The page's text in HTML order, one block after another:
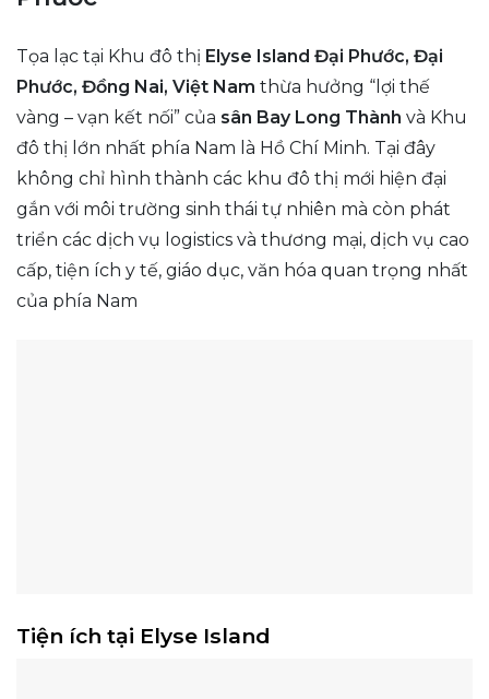
Tọa lạc tại Khu đô thị Elyse Island Đại Phước, Đại
Phước, Đồng Nai, Việt Nam thừa hưởng “lợi thế
vàng – vạn kết nối” của sân Bay Long Thành và Khu
đô thị lớn nhất phía Nam là Hồ Chí Minh. Tại đây
không chỉ hình thành các khu đô thị mới hiện đại
gắn với môi trường sinh thái tự nhiên mà còn phát
triển các dịch vụ logistics và thương mại, dịch vụ cao
cấp, tiện ích y tế, giáo dục, văn hóa quan trọng nhất
của phía Nam
Tiện ích tại Elyse Island